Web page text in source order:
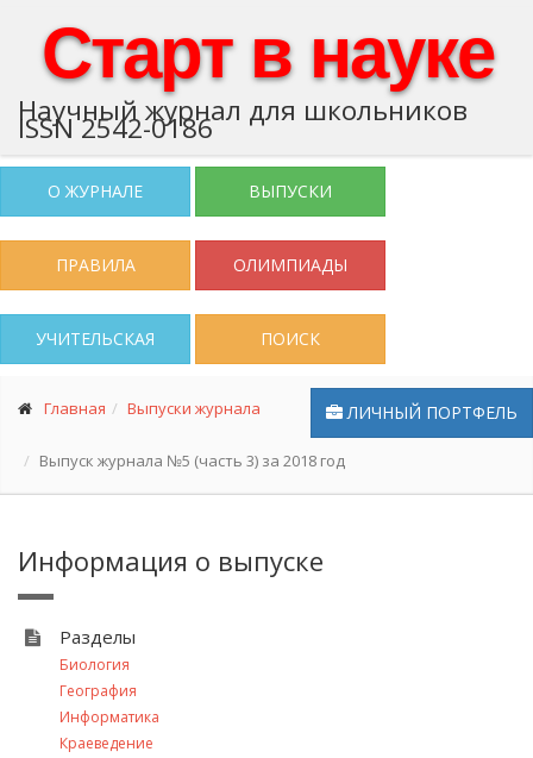
Старт в науке
Научный журнал для школьников
ISSN 2542-0186
О ЖУРНАЛЕ ВЫПУСКИ
ПРАВИЛА ОЛИМПИАДЫ
УЧИТЕЛЬСКАЯ ПОИСК
ЛИЧНЫЙ ПОРТФЕЛЬ
Главная Выпуски журнала
Выпуск журнала №5 (часть 3) за 2018 год
Информация о выпуске
Разделы
Биология
География
Информатика
Краеведение